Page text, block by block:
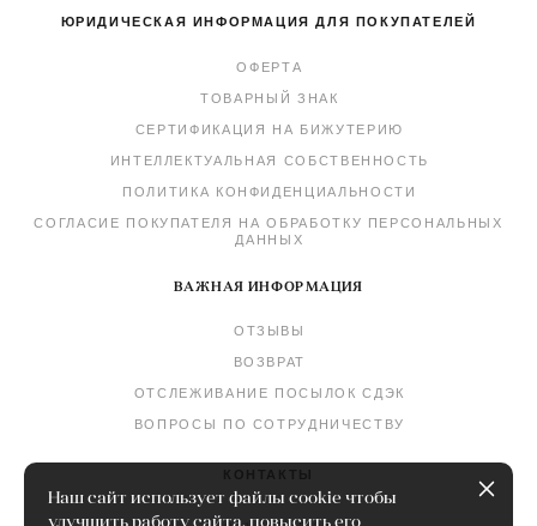
ЮРИДИЧЕСКАЯ ИНФОРМАЦИЯ ДЛЯ ПОКУПАТЕЛЕЙ
ОФЕРТА
ТОВАРНЫЙ ЗНАК
СЕРТИФИКАЦИЯ НА БИЖУТЕРИЮ
ИНТЕЛЛЕКТУАЛЬНАЯ СОБСТВЕННОСТЬ
ПОЛИТИКА КОНФИДЕНЦИАЛЬНОСТИ
СОГЛАСИЕ ПОКУПАТЕЛЯ НА ОБРАБОТКУ ПЕРСОНАЛЬНЫХ
ДАННЫХ
ВАЖНАЯ ИНФОРМАЦИЯ
ОТЗЫВЫ
ВОЗВРАТ
ОТСЛЕЖИВАНИЕ ПОСЫЛОК СДЭК
ВОПРОСЫ ПО СОТРУДНИЧЕСТВУ
Наш сайт использует файлы cookie чтобы
улучшить работу сайта, повысить его